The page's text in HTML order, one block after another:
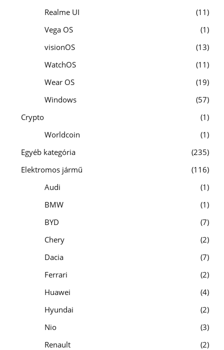
Realme UI
11
Vega OS
1
visionOS
13
WatchOS
11
Wear OS
19
Windows
57
Crypto
1
Worldcoin
1
Egyéb kategória
235
Elektromos jármű
116
Audi
1
BMW
1
BYD
7
Chery
2
Dacia
7
Ferrari
2
Huawei
4
Hyundai
2
Nio
3
Renault
2